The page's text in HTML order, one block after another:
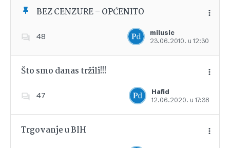
BEZ CENZURE – OPĆENITO
48
milusic
23.06.2010. u 12:30
Dodajte u favorite
Što smo danas tržili!!!
47
Hafid
12.06.2020. u 17:38
Dodajte u favorite
Trgovanje u BIH